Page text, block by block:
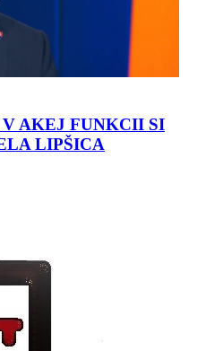
AKEJ FUNKCII SI
LIPŠICA